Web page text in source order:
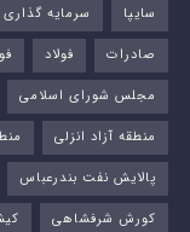
سایپا
سرمایه گذاری
صادرات
فولاد
مجلس شورای اسلامی
منطقه آزاد انزلی
پالایش نفت بندرعباس
کورش شرفشاهی